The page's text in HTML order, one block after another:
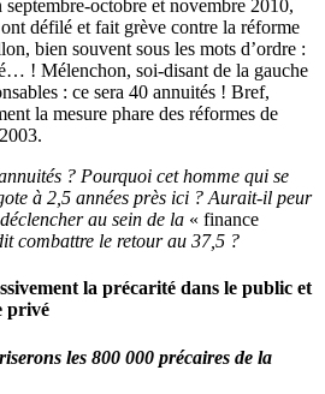
septembre-octobre et novembre 2010,
défilé et fait grève contre la réforme
bien souvent sous les mots d’ordre :
! Mélenchon, soi-disant de la gauche
: ce sera 40 annuités ! Bref,
la mesure phare des réformes de
? Pourquoi cet homme qui se
à 2,5 années près ici ? Aurait-il peur
au sein de la « finance
combattre le retour au 37,5 ?
la précarité dans le public et
privé
les 800 000 précaires de la